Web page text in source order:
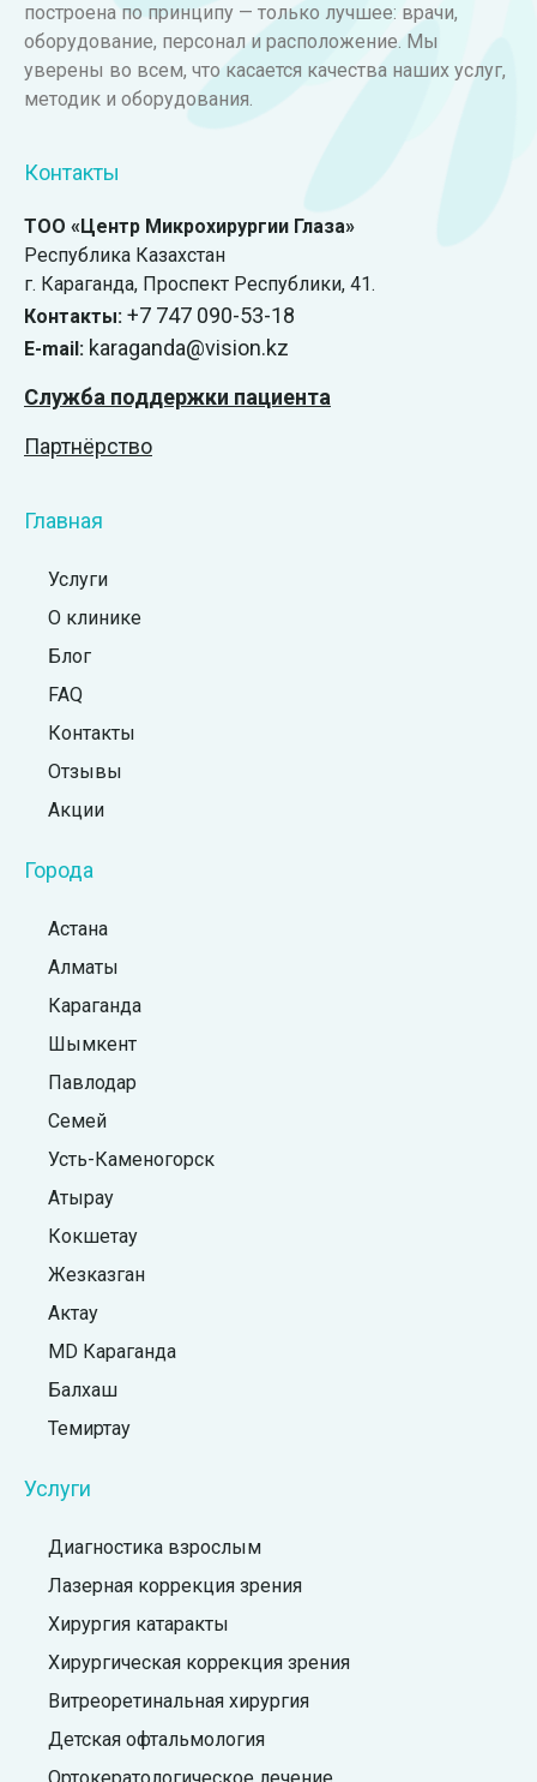
построена по принципу — только лучшее: врачи,
оборудование, персонал и расположение. Мы
уверены во всем, что касается качества наших услуг,
методик и оборудования.
Контакты
ТОО «Центр Микрохирургии Глаза»
Республика Казахстан
г. Караганда, ​Проспект Республики, 41.
Контакты: +7 747 090-53-18
E-mail: karaganda@vision.kz
Служба поддержки пациента
Партнёрство
Главная
Услуги
О клинике
Блог
FAQ
Контакты
Отзывы
Акции
Города
Астана
Алматы
Караганда
Шымкент
Павлодар
Семей
Усть-Каменогорск
Атырау
Кокшетау
Жезказган
Актау
MD Караганда
Балхаш
Темиртау
Услуги
Диагностика взрослым
Лазерная коррекция зрения
Хирургия катаракты
Хирургическая коррекция зрения
Витреоретинальная хирургия
Детская офтальмология